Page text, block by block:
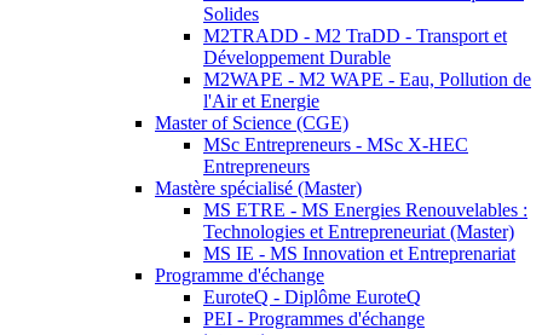
Solides
M2TRADD - M2 TraDD - Transport et
Développement Durable
M2WAPE - M2 WAPE - Eau, Pollution de
l'Air et Energie
Master of Science (CGE)
MSc Entrepreneurs - MSc X-HEC
Entrepreneurs
Mastère spécialisé (Master)
MS ETRE - MS Energies Renouvelables :
Technologies et Entrepreneuriat (Master)
MS IE - MS Innovation et Entreprenariat
Programme d'échange
EuroteQ - Diplôme EuroteQ
PEI - Programmes d'échange